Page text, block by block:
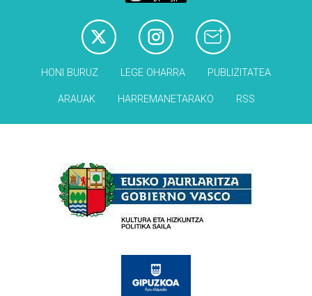
HONI BURUZ LEGE OHARRA PUBLIZITATEA
ARAUAK HARREMANETARAKO RSS